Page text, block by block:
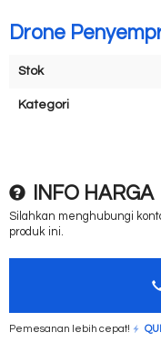
Drone
Stok
Kategori
INFO HARGA
Silahkan menghubungi
produk ini.
Pemesanan lebih cepat!